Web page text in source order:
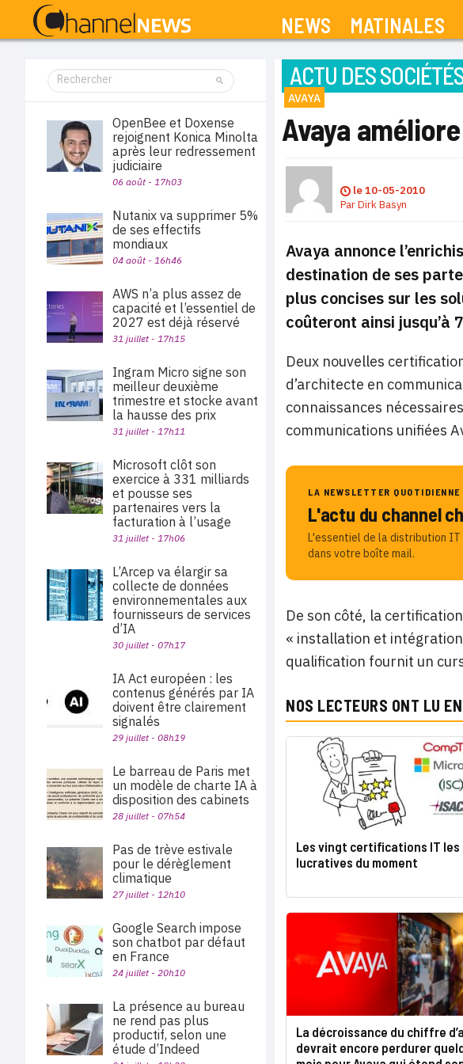
NEWS MATINALES
ACTU DES
AVAYA
Avaya
le10-05-2010
ParDirk Basyn
Avaya annonce
destination de ses
plus concises sur les
coûteront ainsi jusqu’à
Deux nouvelles
d’architecte en
connaissances
communications unifiées
LA NEWSLETTER QUOTIDIENNE
L'actu du channel
L'essentiel de la distribution IT
dans votre boîte mail.
De son côté, la
« installation et
qualification fournit un
NOS LECTEURS ONT LU
Les vingt certifications IT les
lucratives du moment
La décroissance du chiffre
devrait encore perdurer
OpenBee et Doxense
rejoignent Konica Minolta
après leur redressement
judiciaire
06 août - 17h03
Nutanix va supprimer 5%
de ses effectifs
mondiaux
04 août - 16h46
AWS n’a plus assez de
capacité et l’essentiel de
2027 est déjà réservé
31 juillet - 17h15
Ingram Micro signe son
meilleur deuxième
trimestre et stocke avant
la hausse des prix
31 juillet - 17h11
Microsoft clôt son
exercice à 331 milliards
et pousse ses
partenaires vers la
facturation à l’usage
31 juillet - 17h06
L’Arcep va élargir sa
collecte de données
environnementales aux
fournisseurs de services
d’IA
30 juillet - 07h17
IA Act européen : les
contenus générés par IA
doivent être clairement
signalés
29 juillet - 08h19
Le barreau de Paris met
un modèle de charte IA à
disposition des cabinets
28 juillet - 07h54
Pas de trève estivale
pour le dérèglement
climatique
27 juillet - 12h10
Google Search impose
son chatbot par défaut
en France
24 juillet - 20h10
La présence au bureau
ne rend pas plus
productif, selon une
étude d’Indeed